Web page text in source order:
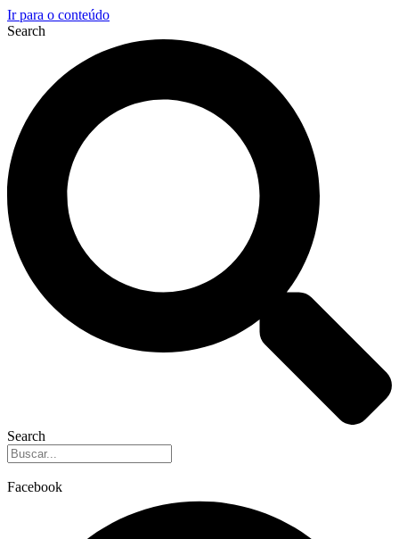
Ir para o conteúdo
Search
Search
Facebook